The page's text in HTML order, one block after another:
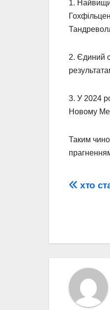
1.
2. Єдиний
3. У 2024
Новому
Таким
хто